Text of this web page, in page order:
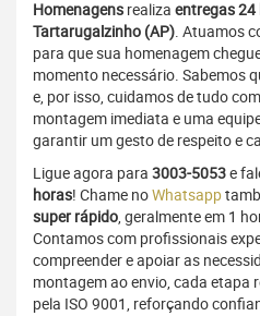
Homenagens realiza entregas 24
Tartarugalzinho (AP). Atuamos
para que sua homenagem
momento necessário. Sabemos
e, por isso, cuidamos de tudo
montagem imediata e uma
garantir um gesto de respeito e
Ligue agora para 3003-5053e
horas! Chame noWhatsapp
super rápido, geralmente em 1
Contamos com profissionais
compreender e apoiar as
montagem ao envio, cada etapa
pela ISO 9001, reforçando